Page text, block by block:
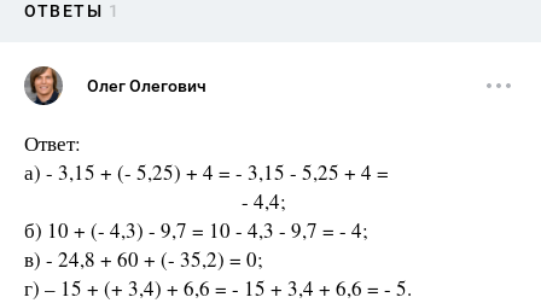
ОТВЕТЫ 1
Олег Олегович
Ответ:
а) - 3,15 + (- 5,25) + 4 = - 3,15 - 5,25 + 4 =
- 4,4;
б) 10 + (- 4,3) - 9,7 = 10 - 4,3 - 9,7 = - 4;
в) - 24,8 + 60 + (- 35,2) = 0;
г) – 15 + (+ 3,4) + 6,6 = - 15 + 3,4 + 6,6 = - 5.